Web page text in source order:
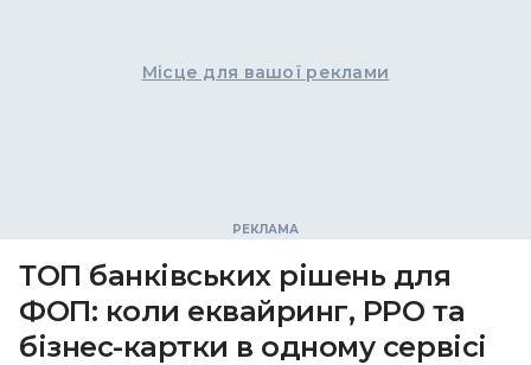
Місце для вашої реклами
ТОП банківських рішень для
ФОП: коли еквайринг, РРО та
бізнес-картки в одному сервісі